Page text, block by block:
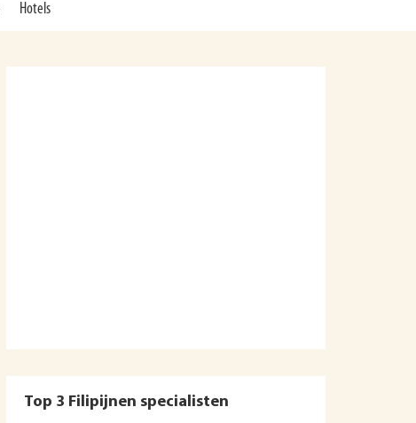
Hotels
Top 3 Filipijnen specialisten